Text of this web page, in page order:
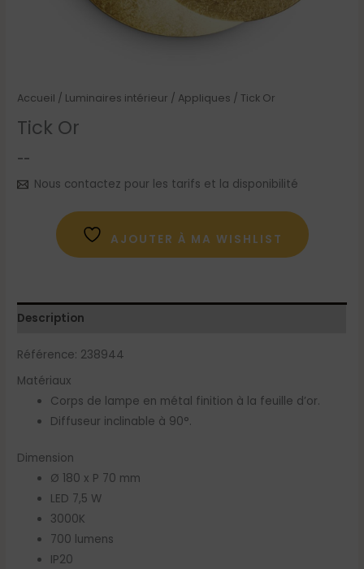
Accueil / Luminaires intérieur / Appliques / Tick Or
Tick Or
--
Nous contactez pour les tarifs et la disponibilité
AJOUTER À MA WISHLIST
Description
Référence: 238944
Matériaux
Corps de lampe en métal finition à la feuille d’or.
Diffuseur inclinable à 90°.
Dimension
Ø 180 x P 70 mm
LED 7,5 W
3000K
700 lumens
IP20